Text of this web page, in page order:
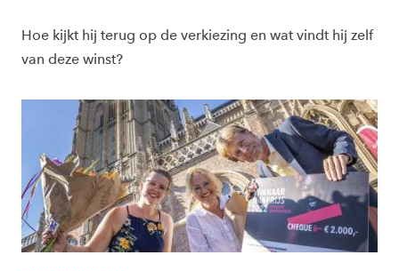
Hoe kijkt hij terug op de verkiezing en wat vindt hij zelf
van deze winst?